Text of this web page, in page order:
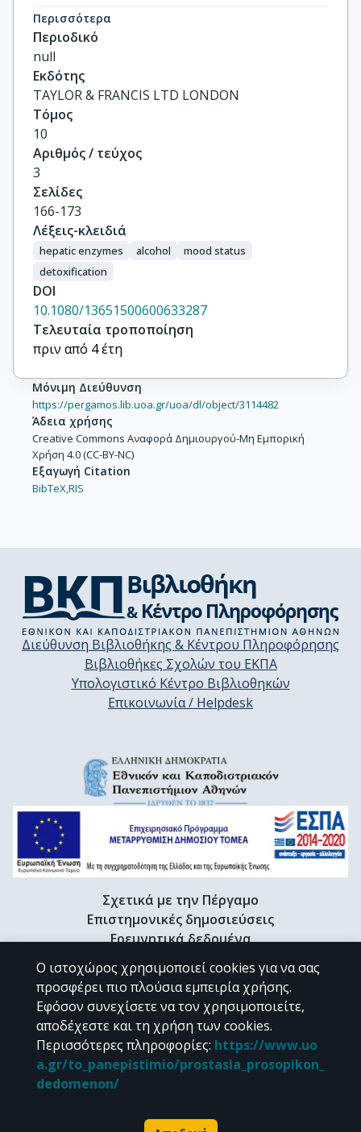
Rabavilas, Andreas and
Kalofoutis, Anastasios
Περισσότερα
Περιοδικό
null
Εκδότης
TAYLOR & FRANCIS LTD LONDON
Τόμος
10
Αριθμός / τεύχος
3
Σελίδες
166-173
Λέξεις-κλειδιά
hepatic enzymes alcohol
mood status
detoxification
DOI
10.1080/13651500600633287
Τελευταία τροποποίηση
πριν από 4 έτη
Μόνιμη Διεύθυνση
https://pergamos.lib.uoa.gr/uoa/dl/object/3114482
Άδεια χρήσης
Creative Commons Αναφορά Δημιουργού-Μη Εμπορική
Χρήση 4.0 (CC-BY-NC)
Εξαγωγή Citation
BibTeX,RIS
Διεύθυνση Βιβλιοθήκης & Κέντρου Πληροφόρησης
Βιβλιοθήκες Σχολών του ΕΚΠΑ
Υπολογιστικό Κέντρο Βιβλιοθηκών
Επικοινωνία / Helpdesk
Σχετικά με την Πέργαμο
Επιστημονικές δημοσιεύσεις
Ερευνητικά δεδομένα
Διδακτορικές διατριβές & Γκρίζα βιβλιογραφία
Προφίλ Ερευνητή
CC BY-NC 4.0
Εκτός αν αναφέρεται διαφορετικά, το υλικό της "Περγάμου" διατίθεται
Powered by
Ο ιστοχώρος χρησιμοποιεί cookies για να σας
προσφέρει πιο πλούσια εμπειρία χρήσης.
Εφόσον συνεχίσετε να τον χρησιμοποιείτε,
αποδέχεστε και τη χρήση των cookies.
Περισσότερες πληροφορίες: https://www.uo
a.gr/to_panepistimio/prostasia_prosopikon_
dedomenon/